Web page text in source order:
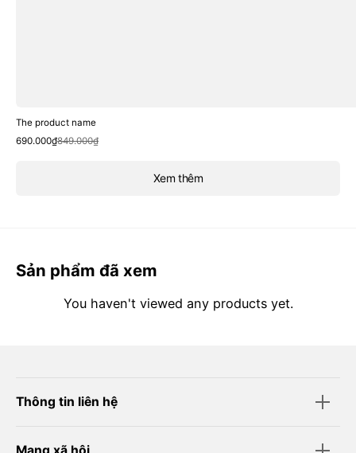
Xem thêm
The product name
Sale
690.000₫
Regular
849.000₫
Sản phẩm đã xem
You haven't viewed any products yet.
Thông tin liên hệ